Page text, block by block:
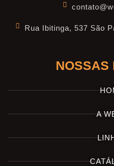
Rua Ibitinga, 537 São
NOSSAS
A